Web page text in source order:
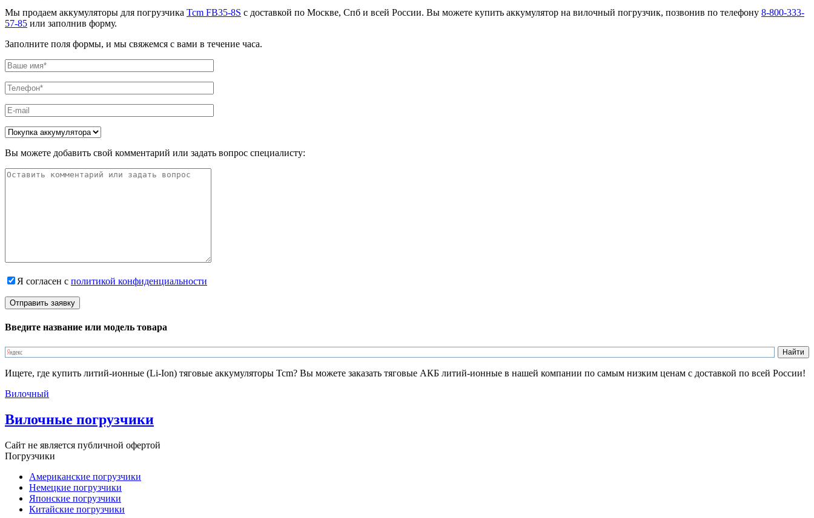
Мы продаем аккумуляторы для погрузчика Tcm FB35-8S с доставкой по Москве, Спб и всей России. Вы можете купить аккумулятор на вилочный погрузчик, позвонив по телефону 8-800-333-
57-85 или заполнив форму.
Заполните поля формы, и мы свяжемся с вами в течение часа.
Вы можете добавить свой комментарий или задать вопрос специалисту:
Я согласен с политикой конфиденциальности
Введите название или модель товара
Ищете, где купить литий-ионные (Li-Ion) тяговые аккумуляторы Tcm? Вы можете заказать тяговые АКБ литий-ионные в нашей компании по самым низким ценам с доставкой по всей России!
Вилочный
Вилочные погрузчики
Сайт не является публичной офертой
Погрузчики
Американские погрузчики
Немецкие погрузчики
Японские погрузчики
Китайские погрузчики